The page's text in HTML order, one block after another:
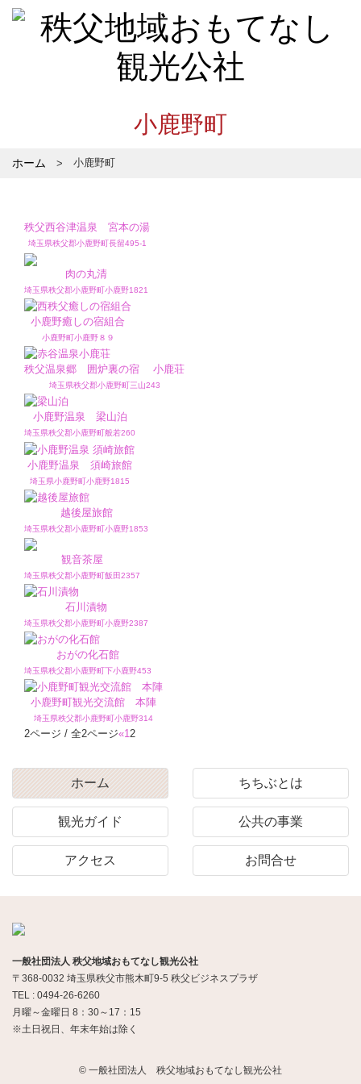
小鹿野町
ホーム 小鹿野町
秩父西谷津温泉 宮本の湯
埼玉県秩父郡小鹿野町長留495-1
肉の丸清
埼玉県秩父郡小鹿野町小鹿野1821
小鹿野癒しの宿組合
小鹿野町小鹿野８９
秩父温泉郷 囲炉裏の宿 小鹿荘
埼玉県秩父郡小鹿野町三山243
小鹿野温泉 梁山泊
埼玉県秩父郡小鹿野町般若260
小鹿野温泉 須崎旅館
埼玉県小鹿野町小鹿野1815
越後屋旅館
埼玉県秩父郡小鹿野町小鹿野1853
観音茶屋
埼玉県秩父郡小鹿野町飯田2357
石川漬物
埼玉県秩父郡小鹿野町小鹿野2387
おがの化石館
埼玉県秩父郡小鹿野町下小鹿野453
小鹿野町観光交流館 本陣
埼玉県秩父郡小鹿野町小鹿野314
2ページ / 全2ページ«12
ホーム ちちぶとは
観光ガイド 公共の事業
アクセス お問合せ
一般社団法人 秩父地域おもてなし観光公社
〒368-0032 埼玉県秩父市熊木町9-5 秩父ビジネスプラザ
TEL : 0494-26-6260
月曜～金曜日 8：30～17：15
※土日祝日、年末年始は除く
© 一般社団法人 秩父地域おもてなし観光公社